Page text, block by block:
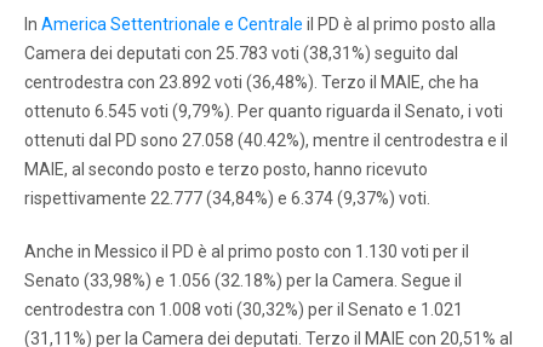
In America Settentrionale e Centrale il PD è al primo posto alla
Camera dei deputati con 25.783 voti (38,31%) seguito dal
centrodestra con 23.892 voti (36,48%). Terzo il MAIE, che ha
ottenuto 6.545 voti (9,79%). Per quanto riguarda il Senato, i voti
ottenuti dal PD sono 27.058 (40.42%), mentre il centrodestra e il
MAIE, al secondo posto e terzo posto, hanno ricevuto
rispettivamente 22.777 (34,84%) e 6.374 (9,37%) voti.
Anche in Messico il PD è al primo posto con 1.130 voti per il
Senato (33,98%) e 1.056 (32.18%) per la Camera. Segue il
centrodestra con 1.008 voti (30,32%) per il Senato e 1.021
(31,11%) per la Camera dei deputati. Terzo il MAIE con 20,51% al